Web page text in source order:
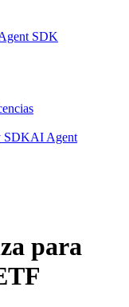
SDK
SDKAI Agent
para